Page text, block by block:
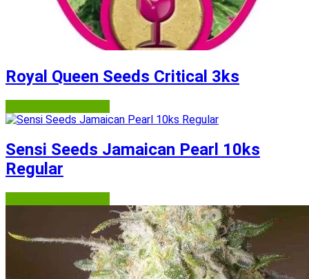
Royal Queen Seeds Critical 3ks
Sensi Seeds Jamaican Pearl 10ks
Regular